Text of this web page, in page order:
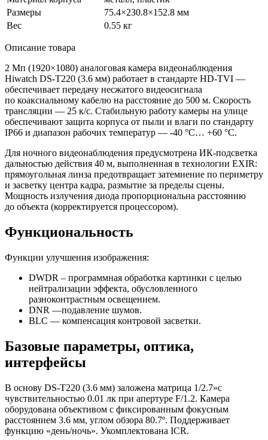
Размеры
75.4×230.8×152.8 мм
Вес
0.55 кг
Описание товара
2 Мп (1920×1080) аналоговая камера видеонаблюдения
Hiwatch DS-T220 (3.6 мм) работает в стандарте HD-TVI —
обеспечивает передачу несжатого видеосигнала
по коаксиальному кабелю на расстояние до 500 м. Скорость
трансляции — 25 к/с. Стабильную работу камеры на улице
обеспечивают защита корпуса от пыли и влаги по стандарту
IP66 и диапазон рабочих температур — -40 °C… +60 °C.
Для ночного видеонаблюдения предусмотрена ИК-подсветка
дальностью действия 40 м, выполненная в технологии EXIR:
прямоугольная линза предотвращает затемнение по периметру
и засветку центра кадра, размытие за пределы сцены.
Мощность излучения диода пропорциональна расстоянию
до объекта (корректируется процессором).
Функциональность
Функции улучшения изображения:
DWDR – программная обработка картинки с целью
нейтрализации эффекта, обусловленного
разноконтрастным освещением.
DNR —подавление шумов.
BLC — компенсация контровой засветки.
Базовые параметры, оптика,
интерфейсы
В основу DS-T220 (3.6 мм) заложена матрица 1/2.7»с
чувствительностью 0.01 лк при апертуре F/1.2. Камера
оборудована объективом с фиксированным фокусным
расстоянием 3.6 мм, углом обзора 80.7º. Поддерживает
функцию «день/ночь». Укомплектована ICR.